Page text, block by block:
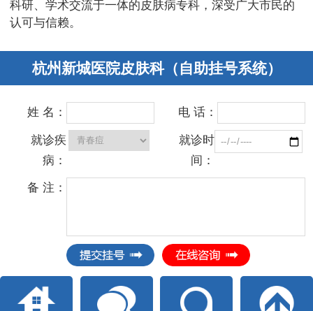
科研、学术交流于一体的皮肤病专科，深受广大市民的
认可与信赖。
杭州新城医院皮肤科（自助挂号系统）
姓 名： 电 话：
就诊疾
病：
就诊时
间：
备 注：